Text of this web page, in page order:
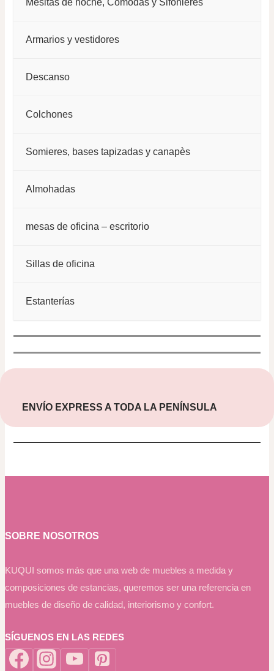
Armarios y vestidores
Descanso
Colchones
Somieres, bases tapizadas y canapès
Almohadas
mesas de oficina – escritorio
Sillas de oficina
Estanterías
ENVÍO EXPRESS A TODA LA PENÍNSULA
SOBRE NOSOTROS
KUQUI somos más que una web de muebles a medida y
composiciones de estancias, queremos ser una referencia en
muebles de diseño de calidad, interiorismo y confort.
SÍGUENOS EN LAS REDES